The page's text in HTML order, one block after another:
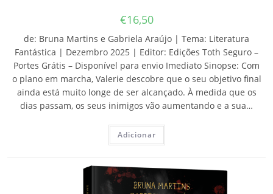
€16,50
de: Bruna Martins e Gabriela Araújo | Tema: Literatura
Fantástica | Dezembro 2025 | Editor: Edições Toth Seguro –
Portes Grátis – Disponível para envio Imediato Sinopse: Com
o plano em marcha, Valerie descobre que o seu objetivo final
ainda está muito longe de ser alcançado. À medida que os
dias passam, os seus inimigos vão aumentando e a sua…
Adicionar